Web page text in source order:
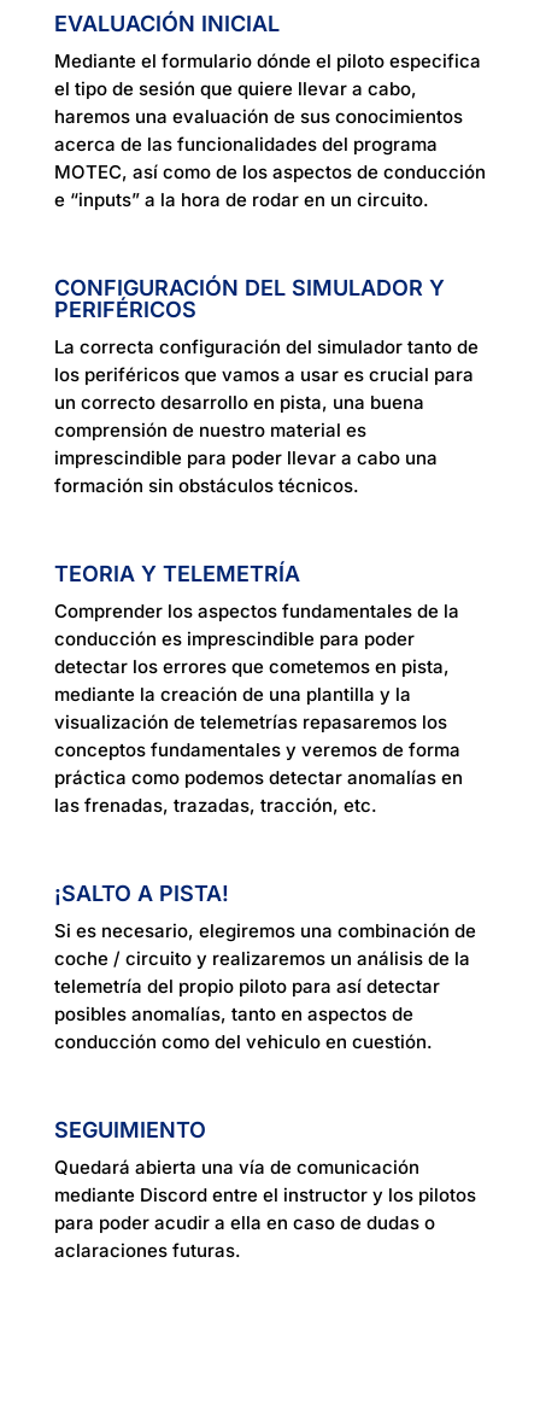
EVALUACIÓN INICIAL
Mediante el formulario dónde el piloto especifica
el tipo de sesión que quiere llevar a cabo,
haremos una evaluación de sus conocimientos
acerca de las funcionalidades del programa
MOTEC, así como de los aspectos de conducción
e “inputs” a la hora de rodar en un circuito.
CONFIGURACIÓN DEL SIMULADOR Y
PERIFÉRICOS
La correcta configuración del simulador tanto de
los periféricos que vamos a usar es crucial para
un correcto desarrollo en pista, una buena
comprensión de nuestro material es
imprescindible para poder llevar a cabo una
formación sin obstáculos técnicos.
TEORIA Y TELEMETRÍA
Comprender los aspectos fundamentales de la
conducción es imprescindible para poder
detectar los errores que cometemos en pista,
mediante la creación de una plantilla y la
visualización de telemetrías repasaremos los
conceptos fundamentales y veremos de forma
práctica como podemos detectar anomalías en
las frenadas, trazadas, tracción, etc.
¡SALTO A PISTA!
Si es necesario, elegiremos una combinación de
coche / circuito y realizaremos un análisis de la
telemetría del propio piloto para así detectar
posibles anomalías, tanto en aspectos de
conducción como del vehiculo en cuestión.
SEGUIMIENTO
Quedará abierta una vía de comunicación
mediante Discord entre el instructor y los pilotos
para poder acudir a ella en caso de dudas o
aclaraciones futuras.